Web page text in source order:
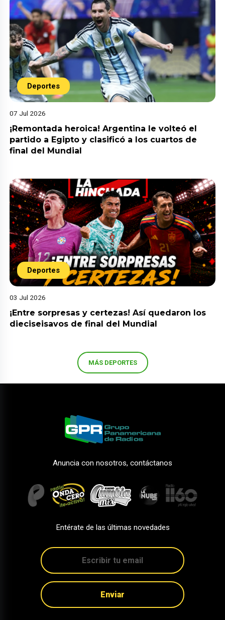
Deportes
07 Jul 2026
¡Remontada heroica! Argentina le volteó el
partido a Egipto y clasificó a los cuartos de
final del Mundial
Deportes
03 Jul 2026
¡Entre sorpresas y certezas! Así quedaron los
dieciseisavos de final del Mundial
MÁS DEPORTES
Anuncia con nosotros, contáctanos
Entérate de las últimas novedades
Enviar